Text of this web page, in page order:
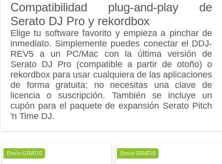
Compatibilidad plug-and-play de
Serato DJ Pro y rekordbox
Elige tu software favorito y empieza a pinchar de
inmediato. Simplemente puedes conectar el DDJ-
REV5 a un PC/Mac con la última versión de
Serato DJ Pro (compatible a partir de otoño) o
rekordbox para usar cualquiera de las aplicaciones
de forma gratuita; no necesitas una clave de
licencia o suscripción. También se incluye un
cupón para el paquete de expansión Serato Pitch
'n Time DJ.
Oferta
Envío GRATIS Oferta
Envío GRATIS